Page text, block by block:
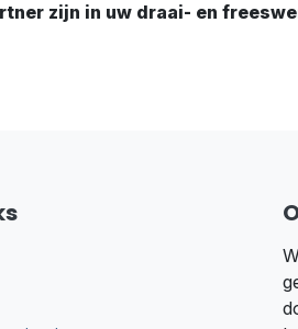
zijn in uw draai- en